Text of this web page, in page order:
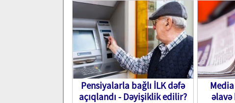
Pensiyalarla bağlı İLK dəfə
açıqlandı - Dəyişiklik edilir?
Media
əlavə